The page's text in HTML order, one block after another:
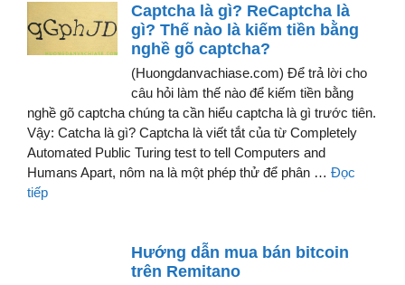
Captcha là gì? ReCaptcha là
gì? Thế nào là kiếm tiền bằng
nghề gõ captcha?
(Huongdanvachiase.com) Để trả lời cho
câu hỏi làm thế nào để kiếm tiền bằng
nghề gõ captcha chúng ta cần hiểu captcha là gì trước tiên.
Vậy: Catcha là gì? Captcha là viết tắt của từ Completely
Automated Public Turing test to tell Computers and
Humans Apart, nôm na là một phép thử để phân … Đọc
tiếp
Hướng dẫn mua bán bitcoin
trên Remitano